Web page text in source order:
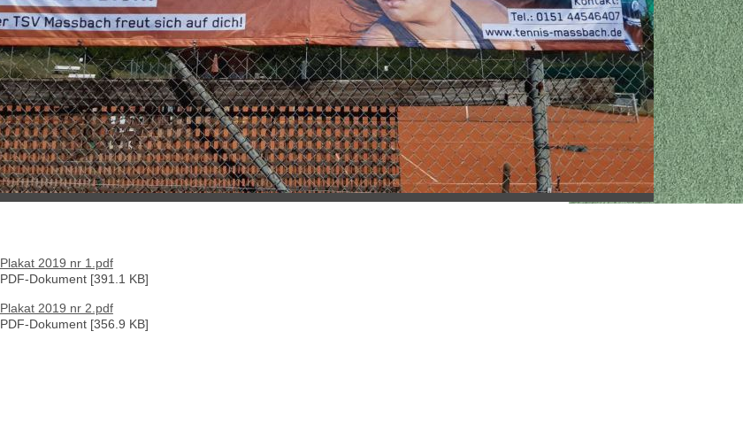
Plakat 2019 nr 1.pdf
PDF-Dokument [391.1 KB]
Plakat 2019 nr 2.pdf
PDF-Dokument [356.9 KB]